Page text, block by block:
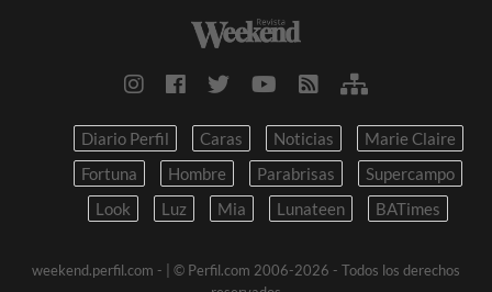
Diario Perfil Caras Noticias
Marie Claire
Fortuna
Hombre Parabrisas
Supercampo
Look
Luz Mia Lunateen BATimes
weekend.perfil.com -
| © Perfil.com 2006-2026 - Todos los derechos